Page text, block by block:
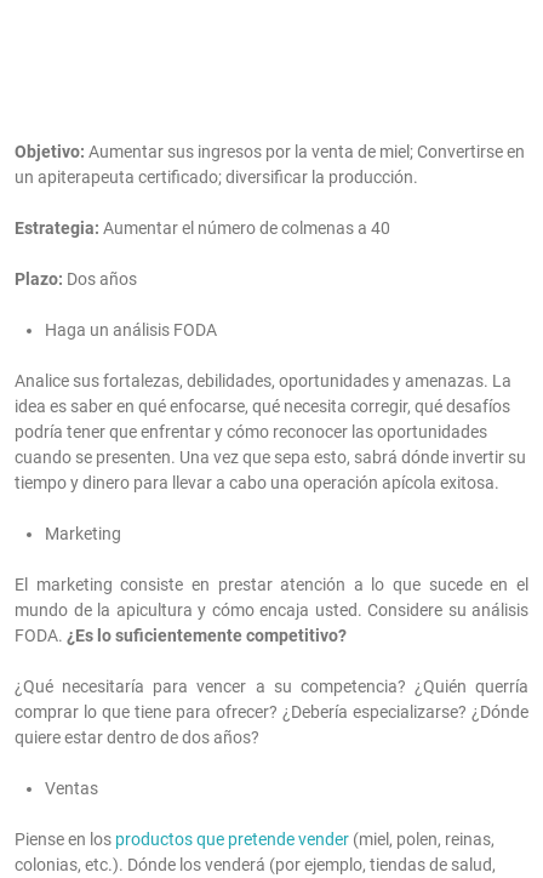
Objetivo: Aumentar sus ingresos por la venta de miel; Convertirse en
un apiterapeuta certificado; diversificar la producción.
Estrategia: Aumentar el número de colmenas a 40
Plazo: Dos años
Haga un análisis FODA
Analice sus fortalezas, debilidades, oportunidades y amenazas. La
idea es saber en qué enfocarse, qué necesita corregir, qué desafíos
podría tener que enfrentar y cómo reconocer las oportunidades
cuando se presenten. Una vez que sepa esto, sabrá dónde invertir su
tiempo y dinero para llevar a cabo una operación apícola exitosa.
Marketing
El marketing consiste en prestar atención a lo que sucede en el
mundo de la apicultura y cómo encaja usted. Considere su análisis
FODA. ¿Es lo suficientemente competitivo?
¿Qué necesitaría para vencer a su competencia? ¿Quién querría
comprar lo que tiene para ofrecer? ¿Debería especializarse? ¿Dónde
quiere estar dentro de dos años?
Ventas
Piense en los productos que pretende vender (miel, polen, reinas,
colonias, etc.). Dónde los venderá (por ejemplo, tiendas de salud,